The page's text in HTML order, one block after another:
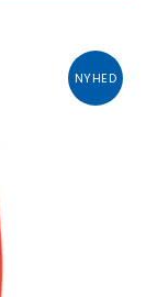
NYHED